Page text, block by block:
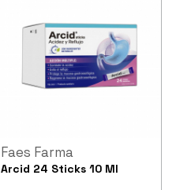
Faes Farma
Arcid 24 Sticks 10 Ml